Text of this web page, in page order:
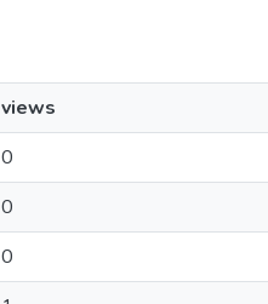
views
0
0
0